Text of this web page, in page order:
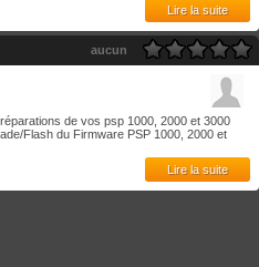
Lire la suite
aucun
de vos psp 1000, 2000 et 3000
Flash du Firmware PSP 1000, 2000 et
Lire la suite